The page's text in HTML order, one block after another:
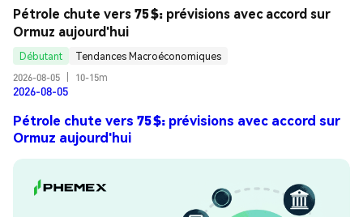
Pétrole chute vers 75 $: prévisions avec accord sur
Ormuz aujourd'hui
Débutant
Tendances Macroéconomiques
2026-08-05
10-15m
2026-08-05
Pétrole chute vers 75 $: prévisions avec accord sur
Ormuz aujourd'hui